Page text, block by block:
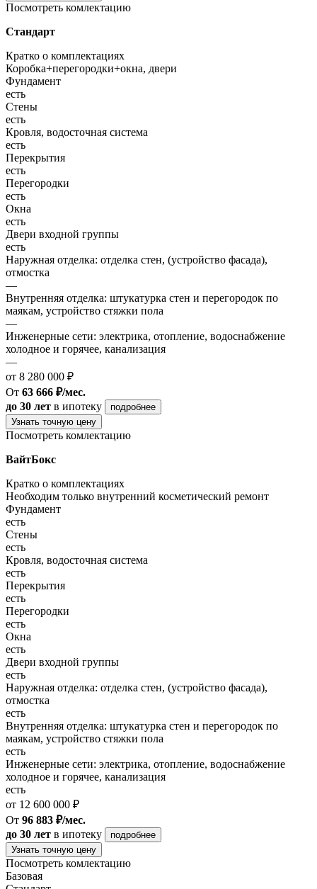
Посмотреть комлектацию
Стандарт
Кратко о комплектациях
Коробка+перегородки+окна, двери
Фундамент
есть
Стены
есть
Кровля, водосточная система
есть
Перекрытия
есть
Перегородки
есть
Окна
есть
Двери входной группы
есть
Наружная отделка: отделка стен, (устройство фасада),
отмостка
—
Внутренняя отделка: штукатурка стен и перегородок по
маякам, устройство стяжки пола
—
Инженерные сети: электрика, отопление, водоснабжение
холодное и горячее, канализация
—
от 8 280 000 ₽
От 63 666 ₽/мес.
до 30 лет в ипотеку
подробнее
Узнать точную цену
Посмотреть комлектацию
ВайтБокс
Кратко о комплектациях
Необходим только внутренний косметический ремонт
Фундамент
есть
Стены
есть
Кровля, водосточная система
есть
Перекрытия
есть
Перегородки
есть
Окна
есть
Двери входной группы
есть
Наружная отделка: отделка стен, (устройство фасада),
отмостка
есть
Внутренняя отделка: штукатурка стен и перегородок по
маякам, устройство стяжки пола
есть
Инженерные сети: электрика, отопление, водоснабжение
холодное и горячее, канализация
есть
от 12 600 000 ₽
От 96 883 ₽/мес.
до 30 лет в ипотеку
подробнее
Узнать точную цену
Посмотреть комлектацию
Базовая